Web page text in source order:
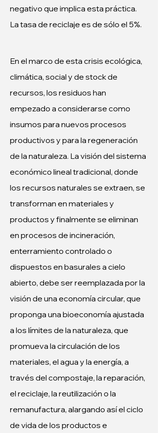
negativo que implica esta práctica.
La tasa de reciclaje es de sólo el 5%.
En el marco de esta crisis ecológica,
climática, social y de stock de
recursos, los residuos han
empezado a considerarse como
insumos para nuevos procesos
productivos y para la regeneración
de la naturaleza. La visión del sistema
económico lineal tradicional, donde
los recursos naturales se extraen, se
transforman en materiales y
productos y finalmente se eliminan
en procesos de incineración,
enterramiento controlado o
dispuestos en basurales a cielo
abierto, debe ser reemplazada por la
visión de una economía circular, que
proponga una bioeconomía ajustada
a los límites de la naturaleza, que
promueva la circulación de los
materiales, el agua y la energía, a
través del compostaje, la reparación,
el reciclaje, la reutilización o la
remanufactura, alargando así el ciclo
de vida de los productos e